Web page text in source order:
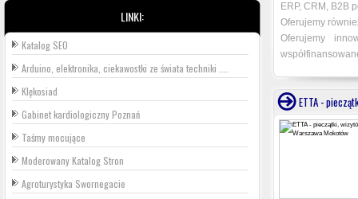
LINKI:
Katalog SEO
Arduino, elektronika, ciekawostki ze świata techniki ....
Klękosiad
Gabinet kardiologiczny Poznań
Taśmy mocujące
Moderowany Katalog Stron
Agroturystyka Swornegacie
ERP, CRM, B2B
Oferujemy
Oferujemy
ETTA -